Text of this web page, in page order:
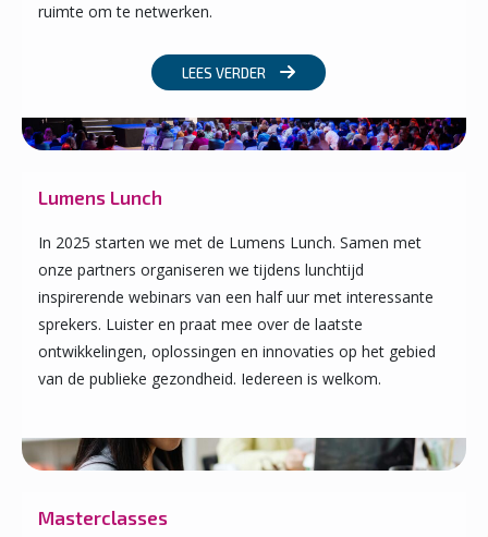
ruimte om te netwerken.
LEES VERDER
Lumens Lunch
In 2025 starten we met de Lumens Lunch. Samen met
onze partners organiseren we tijdens lunchtijd
inspirerende webinars van een half uur met interessante
sprekers. Luister en praat mee over de laatste
ontwikkelingen, oplossingen en innovaties op het gebied
van de publieke gezondheid. Iedereen is welkom.
Masterclasses